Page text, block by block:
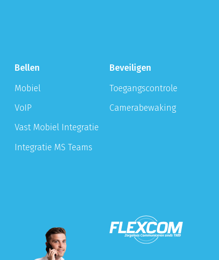
Bellen
Mobiel
VoIP
Vast Mobiel Integratie
Integratie MS Teams
Beveiligen
Toegangscontrole
Camerabewaking